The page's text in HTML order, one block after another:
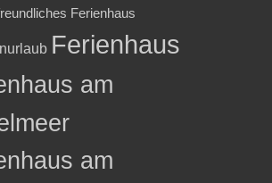
Ferienhaus
Ferienhaus
am
am